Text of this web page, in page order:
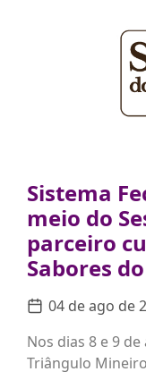
Sistema
meio do
parceiro
Sabores
04 de ago de
Nos dias 8 e 9
Triângulo